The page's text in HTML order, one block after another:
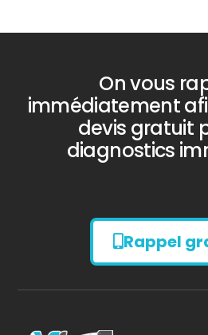
Diagnostic
AMIANTE
On vous
immédiatement
devis gratuit
diagnostics
Rappel